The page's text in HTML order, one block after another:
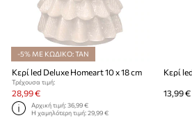
-5% ΜΕ ΚΩΔΙΚΟ: TAN
Κερί led Deluxe Homeart 10 x 18 cm
Τρέχουσα τιμή:
28,99 €
Αρχική τιμή:36,99 €
Η χαμηλότερη τιμή:29,99 €
Κερί
13,99 €